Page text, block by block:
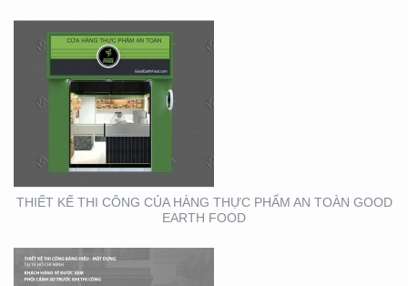
THIẾT KẾ THI CÔNG CỦA HÀNG THỰC PHẨM AN TOÀN GOOD
EARTH FOOD
THIẾT KẾ THI CÔNG
BẢNG HIỆU – MẶT
DỰNG LONG MINH HÂN
– TP. THỦ ĐỨC – Q2